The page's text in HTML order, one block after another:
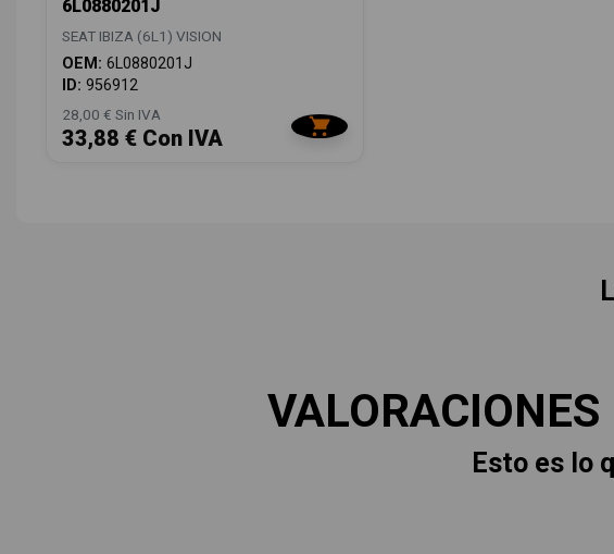
6L0880201J
SEAT IBIZA (6L1) VISION
OEM: 6L0880201J
ID: 956912
28,00 € Sin IVA
33,88 € Con IVA
VALORACIONES
Esto es lo